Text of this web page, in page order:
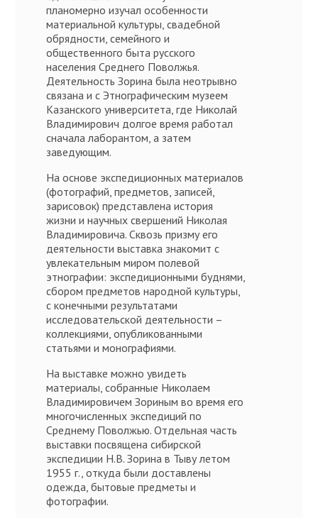
планомерно изучал особенности
материальной культуры, свадебной
обрядности, семейного и
общественного быта русского
населения Среднего Поволжья.
Деятельность Зорина была неотрывно
связана и с Этнографическим музеем
Казанского университета, где Николай
Владимирович долгое время работал
сначала лаборантом, а затем
заведующим.
На основе экспедиционных материалов
(фотографий, предметов, записей,
зарисовок) представлена история
жизни и научных свершений Николая
Владимировича. Сквозь призму его
деятельности выставка знакомит с
увлекательным миром полевой
этнографии: экспедиционными буднями,
сбором предметов народной культуры,
с конечными результатами
исследовательской деятельности –
коллекциями, опубликованными
статьями и монографиями.
На выставке можно увидеть
материалы, собранные Николаем
Владимировичем Зориным во время его
многочисленных экспедиций по
Среднему Поволжью. Отдельная часть
выставки посвящена сибирской
экспедиции Н.В. Зорина в Тыву летом
1955 г., откуда были доставлены
одежда, бытовые предметы и
фотографии.